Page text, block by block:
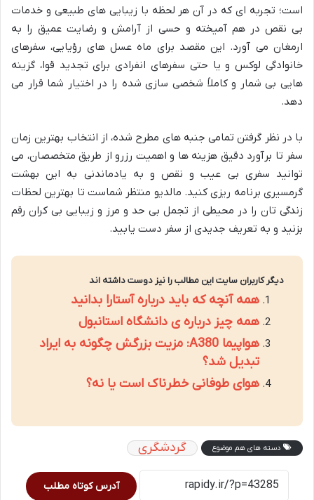
است؛ تجربه ای که در آن هر لحظه با زیبایی های طبیعی و خدمات
بی نقص در هم آمیخته و حسی از آرامش و رضایت عمیق را به
ارمغان می آورد. این مقصد برای ماه عسل های رؤیایی، سفرهای
خانوادگی لوکس و یا حتی سفرهای انفرادی برای تجدید قوا، گزینه
هایی بی شمار و کاملاً شخصی سازی شده را در اختیار شما قرار می
دهد.
با در نظر گرفتن تمامی جنبه های مطرح شده، از انتخاب بهترین زمان
سفر تا برآورد دقیق هزینه ها و اهمیت رزرو از طریق متخصصان، می
توانید سفری بی عیب و نقص و به یادماندنی به این بهشت
گرمسیری برنامه ریزی کنید. مالدیو منتظر شماست تا بهترین لحظات
زندگی تان را در محیطی از تجمل بی حد و مرز و زیبایی بی کران رقم
بزنید و به تعریف جدیدی از سفر دست یابید.
دیگر کاربران سایت این مطالب را نیز دوست داشته اند
همه آنچه که باید درباره آستارا بدانید
همه چیز درباره ی دانشگاه استانبول
هواپیما A380: مزیت بزرگش چگونه به ایراد
تبدیل شد؟
هوای طوفانی خطرناک است یا نه؟
دسته های هم موضوع گردشگری
آدرس کوتاه مطلب